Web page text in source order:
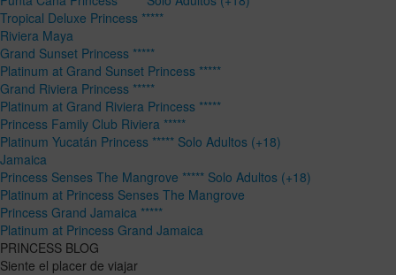
Tropical Deluxe Princess *****
Riviera Maya
Grand Sunset Princess *****
Platinum at Grand Sunset Princess *****
Grand Riviera Princess *****
Platinum at Grand Riviera Princess *****
Princess Family Club Riviera *****
Platinum Yucatán Princess ***** Solo Adultos (+18)
Jamaica
Princess Senses The Mangrove ***** Solo Adultos (+18)
Platinum at Princess Senses The Mangrove
Princess Grand Jamaica *****
Platinum at Princess Grand Jamaica
PRINCESS BLOG
Siente el placer de viajar